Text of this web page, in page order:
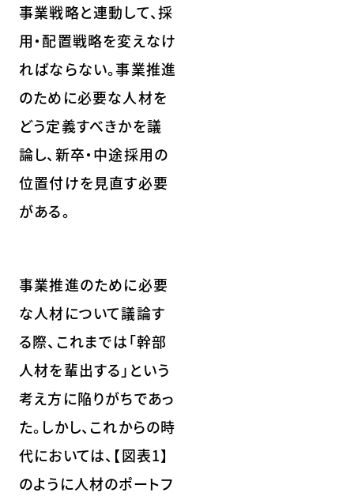
事業戦略と連動して、採
用・配置戦略を変えなけ
ればならない。事業推進
のために必要な人材を
どう定義すべきかを議
論し、新卒・中途採用の
位置付けを見直す必要
がある。
事業推進のために必要
な人材について議論す
る際、これまでは「幹部
人材を輩出する」という
考え方に陥りがちであっ
た。しかし、これからの時
代においては、【図表1】
のように人材のポートフ